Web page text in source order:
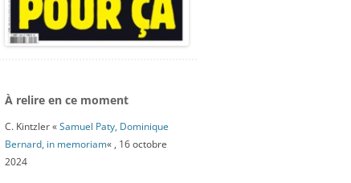
À relire en ce moment
C. Kintzler «Samuel Paty, Dominique
Bernard, in memoriam« , 16 octobre
2024